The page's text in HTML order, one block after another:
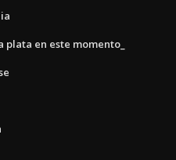
en este momento_